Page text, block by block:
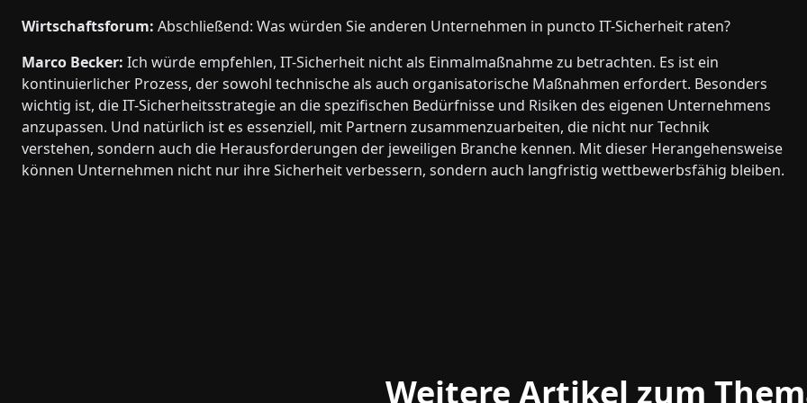
Wirtschaftsforum: Abschließend: Was würden Sie anderen Unternehmen in puncto IT-Sicherheit raten?
Marco Becker: Ich würde empfehlen, IT-Sicherheit nicht als Einmalmaßnahme zu betrachten. Es ist ein
kontinuierlicher Prozess, der sowohl technische als auch organisatorische Maßnahmen erfordert. Besonders
wichtig ist, die IT-Sicherheitsstrategie an die spezifischen Bedürfnisse und Risiken des eigenen Unternehmens
anzupassen. Und natürlich ist es essenziell, mit Partnern zusammenzuarbeiten, die nicht nur Technik
verstehen, sondern auch die Herausforderungen der jeweiligen Branche kennen. Mit dieser Herangehensweise
können Unternehmen nicht nur ihre Sicherheit verbessern, sondern auch langfristig wettbewerbsfähig bleiben.
Weitere Artikel zum